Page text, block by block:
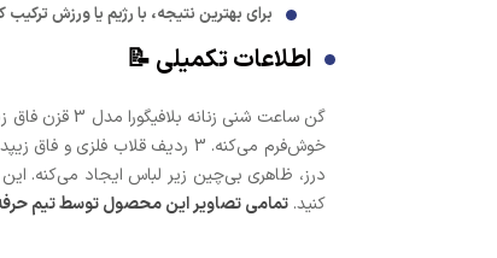
برای بهترین نتیجه، با رژیم یا ورزش
اطلاعات تکمیلی 📝
خوش‌فرم می‌کنه. 3 ردیف قلاب
درز، ظاهری بی‌چین زیر لباس ایجاد می‌کنه.
کنید. تمامی تصاویر این محصول توسط تیم